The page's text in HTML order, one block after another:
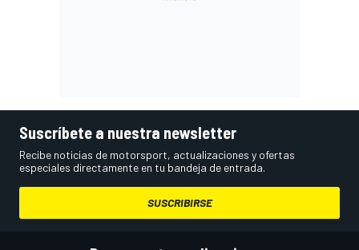
Suscríbete a nuestra newsletter
Recibe noticias de motorsport, actualizaciones y ofertas
especiales directamente en tu bandeja de entrada.
SUSCRIBIRSE